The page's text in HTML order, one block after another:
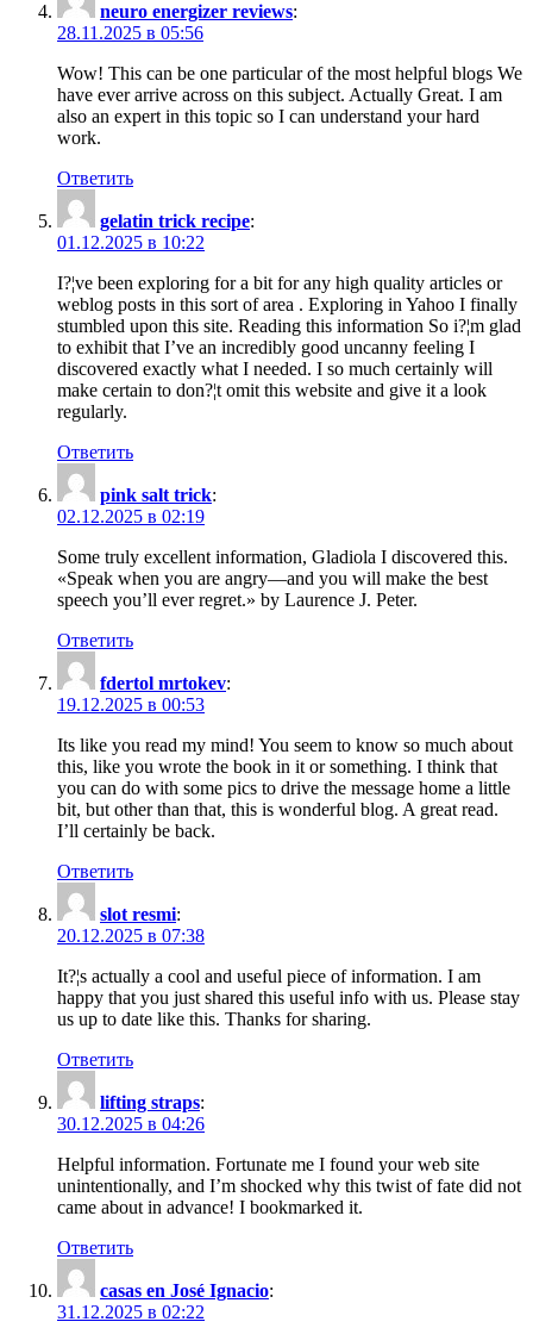
neuro energizer reviews:
28.11.2025 в 05:56
Wow! This can be one particular of the most helpful blogs We
have ever arrive across on this subject. Actually Great. I am
also an expert in this topic so I can understand your hard
work.
Ответить
gelatin trick recipe:
01.12.2025 в 10:22
I?¦ve been exploring for a bit for any high quality articles or
weblog posts in this sort of area . Exploring in Yahoo I finally
stumbled upon this site. Reading this information So i?¦m glad
to exhibit that I’ve an incredibly good uncanny feeling I
discovered exactly what I needed. I so much certainly will
make certain to don?¦t omit this website and give it a look
regularly.
Ответить
pink salt trick:
02.12.2025 в 02:19
Some truly excellent information, Gladiola I discovered this.
«Speak when you are angry—and you will make the best
speech you’ll ever regret.» by Laurence J. Peter.
Ответить
fdertol mrtokev:
19.12.2025 в 00:53
Its like you read my mind! You seem to know so much about
this, like you wrote the book in it or something. I think that
you can do with some pics to drive the message home a little
bit, but other than that, this is wonderful blog. A great read.
I’ll certainly be back.
Ответить
slot resmi:
20.12.2025 в 07:38
It?¦s actually a cool and useful piece of information. I am
happy that you just shared this useful info with us. Please stay
us up to date like this. Thanks for sharing.
Ответить
lifting straps:
30.12.2025 в 04:26
Helpful information. Fortunate me I found your web site
unintentionally, and I’m shocked why this twist of fate did not
came about in advance! I bookmarked it.
Ответить
casas en José Ignacio:
31.12.2025 в 02:22